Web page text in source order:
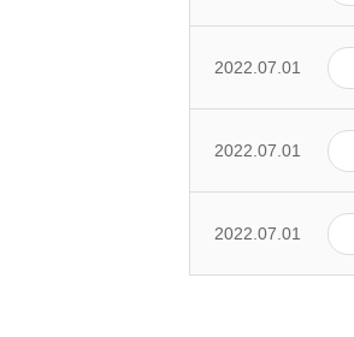
会社を知る
2022.07.01
2022.07.01
2022.07.01